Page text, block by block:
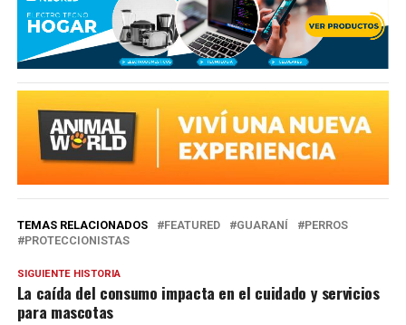
TEMAS RELACIONADOS FEATURED GUARANÍ
PERROS
PROTECCIONISTAS
SIGUIENTE HISTORIA
La caída del consumo impacta en el cuidado y servicios
para mascotas